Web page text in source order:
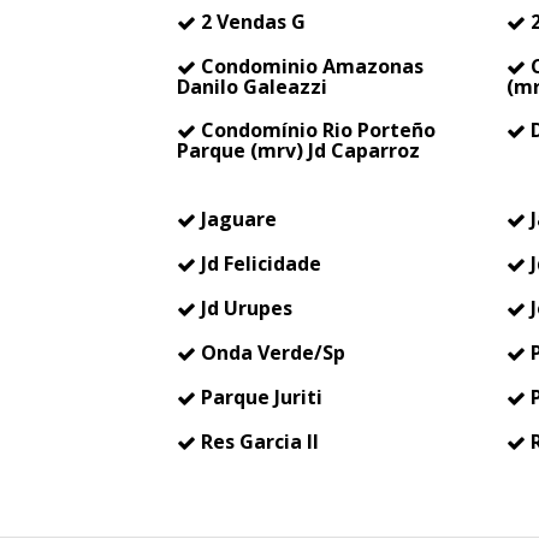
2 Vendas G
Condominio Amazonas
Danilo Galeazzi
Condomínio Rio Porteño
Parque (mrv) Jd Caparroz
Jaguare
Jd Felicidade
Jd Urupes
Onda Verde/Sp
Parque Juriti
Res Garcia II